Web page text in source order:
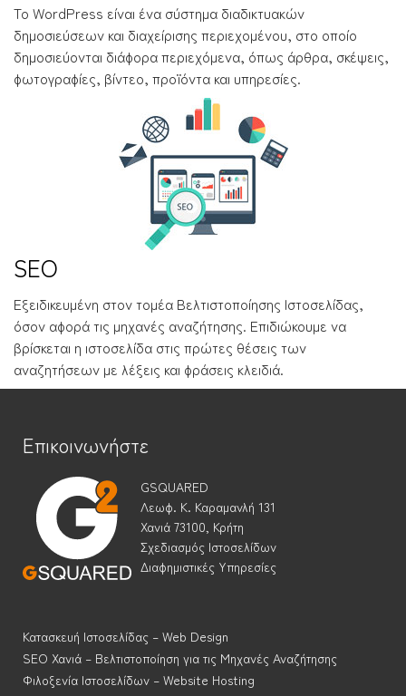
Το WordPress είναι ένα σύστημα διαδικτυακών
δημοσιεύσεων και διαχείρισης περιεχομένου, στο οποίο
δημοσιεύονται διάφορα περιεχόμενα, όπως άρθρα, σκέψεις,
φωτογραφίες, βίντεο, προϊόντα και υπηρεσίες.
SEO
Εξειδικευμένη στον τομέα Βελτιστοποίησης Ιστοσελίδας,
όσον αφορά τις μηχανές αναζήτησης. Επιδιώκουμε να
βρίσκεται η ιστοσελίδα στις πρώτες θέσεις των
αναζητήσεων με λέξεις και φράσεις κλειδιά.
Επικοινωνήστε
GSQUARED
Λεωφ. Κ. Καραμανλή 131
Χανιά 73100, Κρήτη
Σχεδιασμός Ιστοσελίδων
Διαφημιστικές Υπηρεσίες
Κατασκευή Ιστοσελίδας – Web Design
SEO Χανιά – Βελτιστοποίηση για τις Μηχανές Αναζήτησης
Φιλοξενία Ιστοσελίδων – Website Hosting